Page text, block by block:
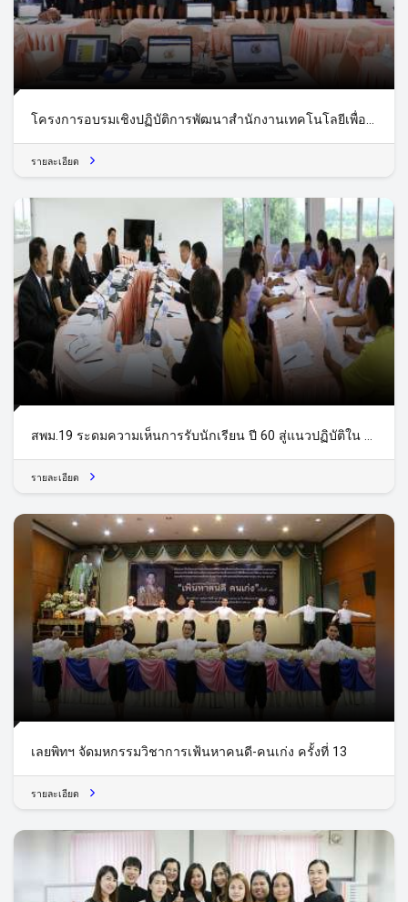
โครงการอบรมเชิงปฏิบัติการพัฒนาสำนักงานเทคโนโลยีเพื่อ
รายละเอียด
สพม.19 ระดมความเห็นการรับนักเรียน ปี 60 สู่แนวปฏิบัติใน ปี
รายละเอียด
เลยพิทฯ จัดมหกรรมวิชาการเฟ้นหาคนดี-คนเก่ง ครั้งที่ 13
รายละเอียด